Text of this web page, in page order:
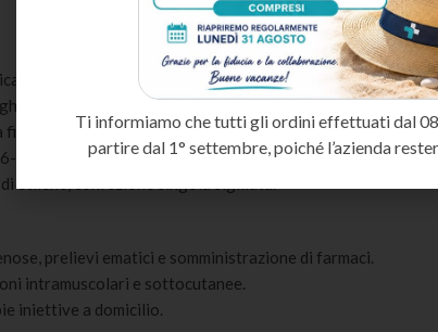
per il massimo comfort del paziente.
Luer Lock e Luer Slip in commercio.
al momento dell’utilizzo.
G27) per ogni esigenza clinica.
etilene, confezione singola sigillata.
prelievi ematici e somministrazione di farmaci.
intramuscolari e sottocutanee.
iniettive a domicilio.
Ti informiamo che tutti gli ordini effettuati dal
partire dal 1° settembre, poiché l’azienda